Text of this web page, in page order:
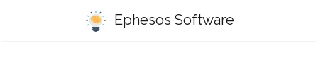
Ephesos Software